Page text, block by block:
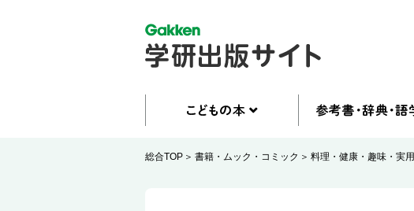
総合TOP 書籍・ムック・コミック 料理・健康・趣味・実用